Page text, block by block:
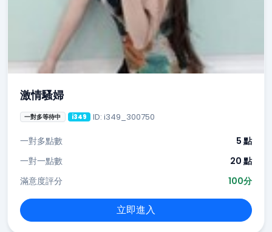
激情騷婦
一對多等待中 i349 ID: i349_300750
一對多點數
5 點
一對一點數
20 點
滿意度評分
100分
立即進入